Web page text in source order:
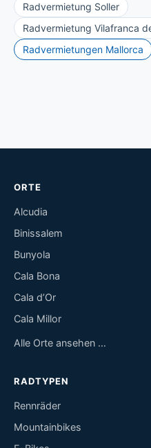
Radvermietung Soller
Radvermietung Vilafranca
Radvermietungen Mallorca
ORTE
Alcudia
Binissalem
Bunyola
Cala Bona
Cala d’Or
Cala Millor
Alle Orte ansehen …
RADTYPEN
Rennräder
Mountainbikes